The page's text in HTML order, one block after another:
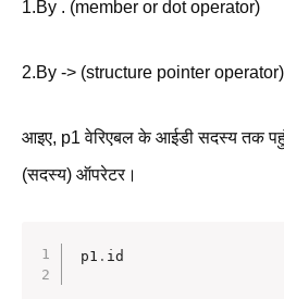
1.By . (member or dot operator)
2.By -> (structure pointer operator)
आइए, p1 वेरिएबल के आईडी सदस्य तक
(सदस्य) ऑपरेटर।
p1 . id